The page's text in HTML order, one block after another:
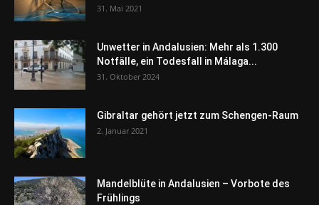
31. Mai 2021
Unwetter in Andalusien: Mehr als 1.300
Notfälle, ein Todesfall in Málaga...
31. Oktober 2024
Gibraltar gehört jetzt zum Schengen-Raum
2. Januar 2021
Mandelblüte in Andalusien – Vorbote des
Frühlings